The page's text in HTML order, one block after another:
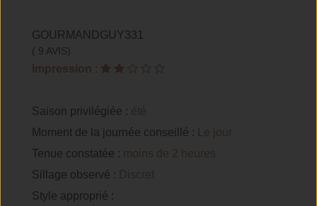
GOURMANDGUY331
( 9 AVIS)
Impression :
Saison privilégiée : été
Moment de la journée conseillé :
Le jour
Tenue constatée :
moins de 2 heures
Sillage observé : Discret
Style approprié :